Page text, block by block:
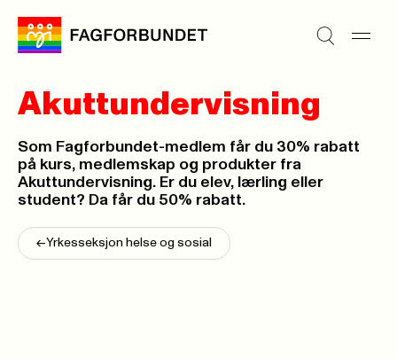
Akuttundervisning
Som Fagforbundet-medlem får du 30% rabatt
på kurs, medlemskap og produkter fra
Akuttundervisning. Er du elev, lærling eller
student? Da får du 50% rabatt.
<-Yrkesseksjon helse og sosial